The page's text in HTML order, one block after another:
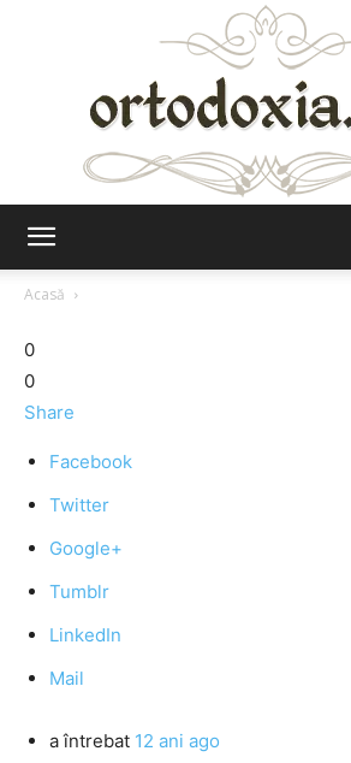
Acasă
0
0
Share
Facebook
Twitter
Google+
Tumblr
LinkedIn
Mail
a întrebat 12 ani ago